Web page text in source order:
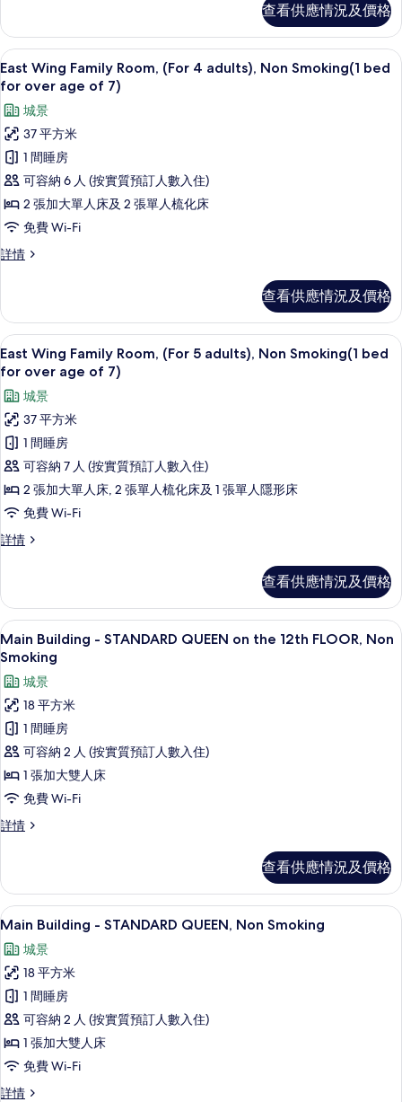
Smoking(1
bed
for
over
age
of
7)
的
相
片
(For
adults),
Non
bed
for
over
age
of
詳
情
查看供應情況及價格
載
入
所
有
East
Wing
Family
Room,
(For
4
Smoking(1
bed
for
over
age
of
7)
的
相
片
高級寢具、羽絨被、房內夾萬、手提
16
East Wing Family Room, (For 4 adults), Non Smoking(1 bed
for over age of 7)
城景
37 平方米
1 間睡房
可容納 6 人 (按實質預訂人數入住)
2 張加大單人床及 2 張單人梳化床
免費 Wi-Fi
詳情
East
(For
4
adults),
Non
bed
for
over
age
of
詳
情
查看供應情況及價格
載
入
所
有
East
Wing
Family
Room,
(For
5
Smoking(1
bed
for
over
age
of
7)
的
相
片
高級寢具、羽絨被、房內夾萬、手提
16
East Wing Family Room, (For 5 adults), Non Smoking(1 bed
for over age of 7)
城景
37 平方米
1 間睡房
可容納 7 人 (按實質預訂人數入住)
2 張加大單人床, 2 張單人梳化床及 1 張單人隱形床
免費 Wi-Fi
詳情
East
(For
adults),
Non
Smoking(1
bed
for
over
age
of
詳
情
查看供應情況及價格
載
入
所
有
Main
Building
-
STANDARD
QUEEN
on
FLOOR,
Non
Smoking
的
相
片
高級寢具、羽絨被、房內夾萬、手提
12
Main Building - STANDARD QUEEN on the 12th FLOOR, Non
Smoking
城景
18 平方米
1 間睡房
可容納 2 人 (按實質預訂人數入住)
1 張加大雙人床
免費 Wi-Fi
詳情
Main
QUEEN
on
the
FLOOR,
Non
Smoking
詳
情
查看供應情況及價格
載
入
所
有
Main
Building
-
STANDARD
QUEEN,
高級寢具、羽絨被、房內夾萬、手提
19
Main Building - STANDARD QUEEN, Non Smoking
城景
18 平方米
1 間睡房
可容納 2 人 (按實質預訂人數入住)
1 張加大雙人床
免費 Wi-Fi
詳情
Main